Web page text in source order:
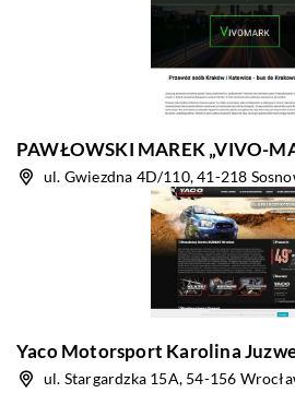
PAWŁOWSKI MAREK „VIVO-
ul. Gwiezdna 4D/110, 41-218
Yaco Motorsport Karolina
ul. Stargardzka 15A, 54-156